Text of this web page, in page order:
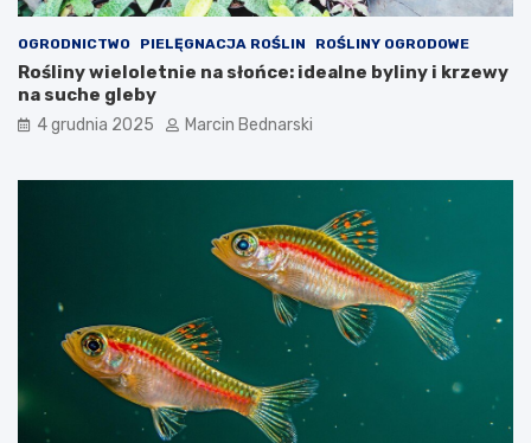
OGRODNICTWO PIELĘGNACJA ROŚLIN ROŚLINY OGRODOWE
Rośliny wieloletnie na słońce: idealne byliny i krzewy
na suche gleby
4 grudnia 2025 Marcin Bednarski